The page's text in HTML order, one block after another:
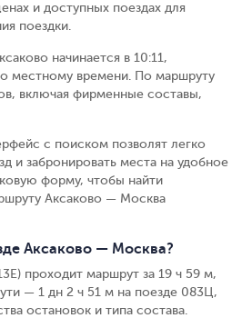
и доступных поездах для
поездки.
начинается в 10:11,
местному времени. По маршруту
включая фирменные составы,
с поиском позволят легко
и забронировать места на удобное
форму, чтобы найти
Аксаково — Москва
Аксаково — Москва?
проходит маршрут за 19 ч 59 м,
— 1 дн 2 ч 51 м на поезде 083Ц,
остановок и типа состава.